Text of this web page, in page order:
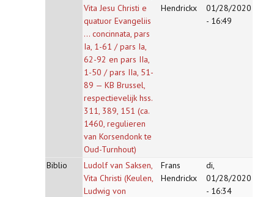
Vita Jesu Christi e
quatuor Evangeliis
... concinnata, pars
Ia, 1-61 / pars Ia,
62-92 en pars IIa,
1-50 / pars IIa, 51-
89 — KB Brussel,
respectievelijk hss.
311, 389, 151 (ca.
1460, regulieren
van Korsendonk te
Oud-Turnhout)
Hendrickx
01/28/2020
- 16:49
Biblio
Ludolf van Saksen,
Vita Christi (Keulen,
Ludwig von
Frans
Hendrickx
di,
01/28/2020
- 16:34